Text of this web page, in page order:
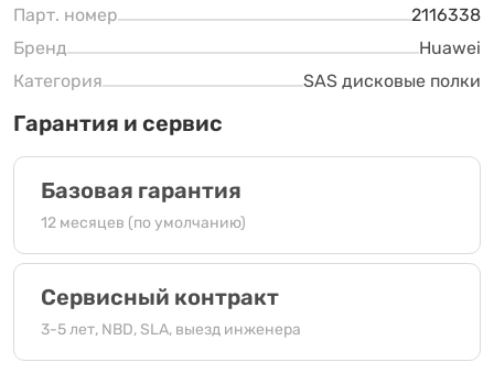
Парт. номер
2116338
Бренд
Huawei
Категория
SAS дисковые полки
Гарантия и сервис
Базовая гарантия
12 месяцев (по умолчанию)
Сервисный контракт
3-5 лет, NBD, SLA, выезд инженера